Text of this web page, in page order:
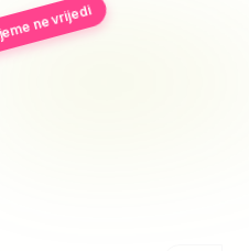
ne vrijedi